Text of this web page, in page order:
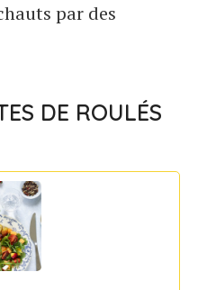
par des
DE ROULÉS